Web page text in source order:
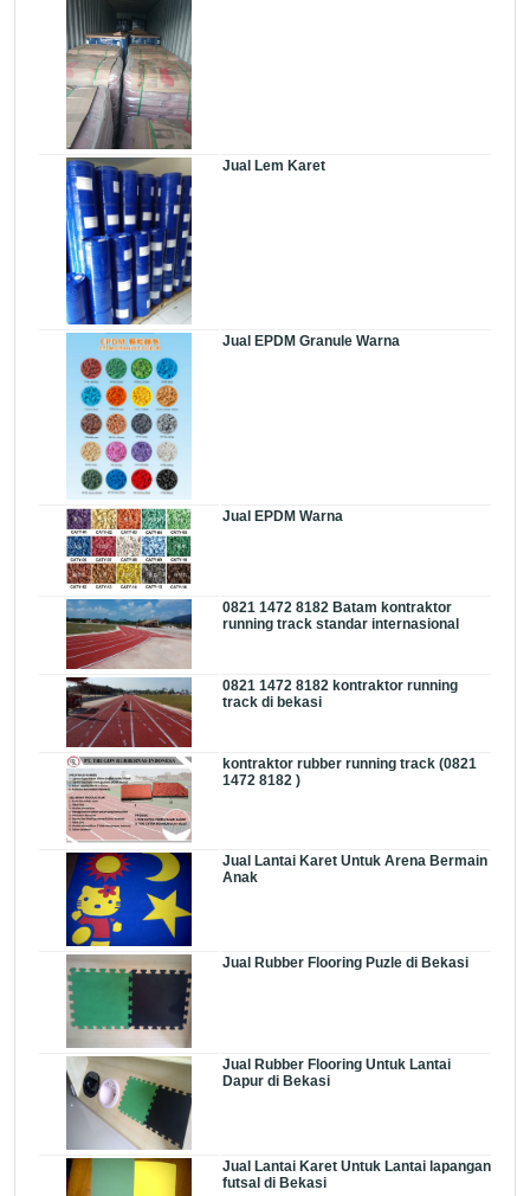
Jual Lem Karet
Jual EPDM Granule Warna
Jual EPDM Warna
0821 1472 8182 Batam kontraktor
running track standar internasional
0821 1472 8182 kontraktor running
track di bekasi
kontraktor rubber running track (0821
1472 8182 )
Jual Lantai Karet Untuk Arena Bermain
Anak
Jual Rubber Flooring Puzle di Bekasi
Jual Rubber Flooring Untuk Lantai
Dapur di Bekasi
Jual Lantai Karet Untuk Lantai lapangan
futsal di Bekasi